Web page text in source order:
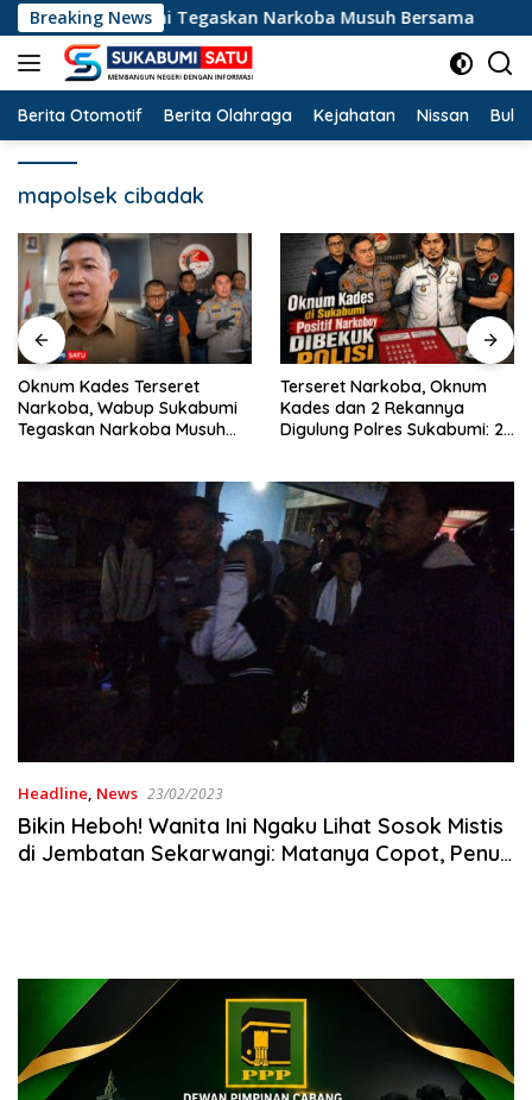
Langsung
ke
konten
Breaking News
Sukabumi Tegaskan Narkoba Musuh Bersama
Berita Otomotif Berita Olahraga Kejahatan Nissan
mapolsek cibadak
Terseret Narkoba, Oknum
Kades dan 2 Rekannya
Digulung Polres Sukabumi: 28
Krisdayanti dan Once Mekel
Guncang Cibadak,
Peringatan HUT RI ke-81 dan
Headline News 23/02/2023
Bikin Heboh! Wanita Ini Ngaku Lihat Sosok Mistis
di Jembatan Sekarwangi: Matanya Copot, Penuh